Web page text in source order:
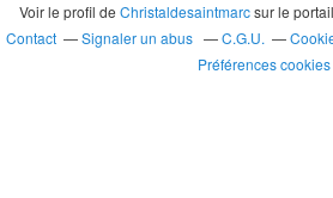
Voir le profil deChristaldesaintmarcsur le
Contact
Signaler un abus C.G.U.
Préférences cookies